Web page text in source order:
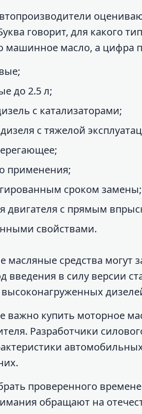
говорит, для какого
машинное масло, а цифра
до 2.5 л;
с катализаторами;
с тяжелой
применения;
сроком замены;
двигателя с прямым
свойствами.
масляные средства могут
введения в силу версии
важно купить моторное
Разработчики
проверенного
обращают на